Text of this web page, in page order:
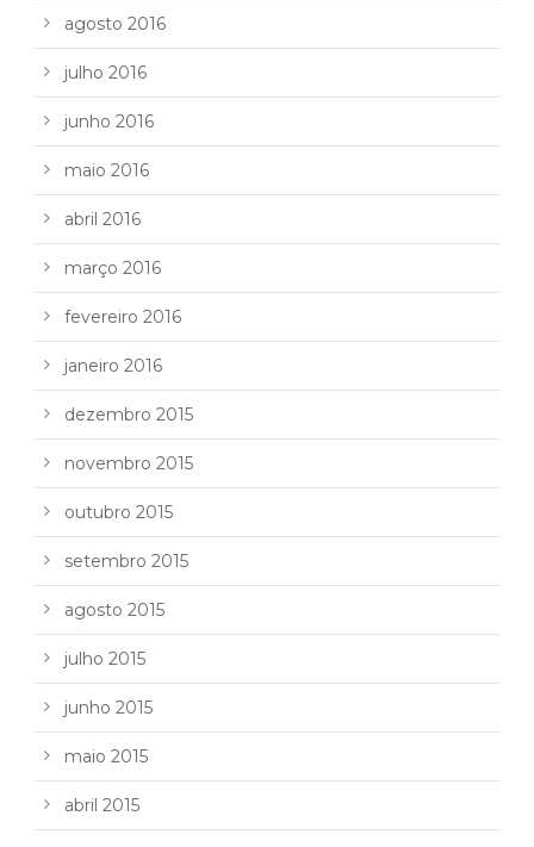
agosto 2016
julho 2016
junho 2016
maio 2016
abril 2016
março 2016
fevereiro 2016
janeiro 2016
dezembro 2015
novembro 2015
outubro 2015
setembro 2015
agosto 2015
julho 2015
junho 2015
maio 2015
abril 2015